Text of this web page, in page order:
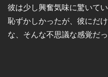
彼は少し興奮気味に驚いて
恥ずかしかったが、彼にだ
な、そんな不思議な感覚だっ